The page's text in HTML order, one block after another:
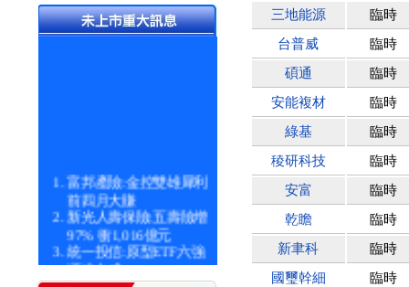
富邦產險:金控雙雄犀利
前四月大賺
新光人壽保險:五壽險增
97% 衝1,016億元
統一投信:原型ETF六強
漲逾九成
統一投信:主動式ETF溢
三地能源
臨時
台普威
臨時
碩通
臨時
安能複材
臨時
綠基
臨時
稜研科技
臨時
安富
臨時
乾瞻
臨時
新聿科
臨時
國璽幹細
臨時